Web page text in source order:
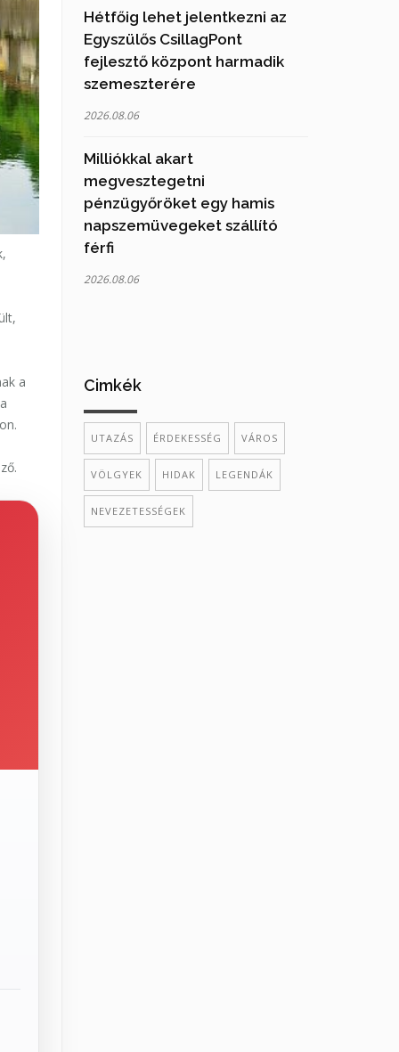
a
Hétfőig lehet jelentkezni az
Egyszülős CsillagPont
fejlesztő központ harmadik
szemeszterére
2026.08.06
Milliókkal akart
megvesztegetni
pénzügyőröket egy hamis
napszemüvegeket szállító
férfi
2026.08.06
Cimkék
UTAZÁS ÉRDEKESSÉG VÁROS
VÖLGYEK HIDAK LEGENDÁK
NEVEZETESSÉGEK